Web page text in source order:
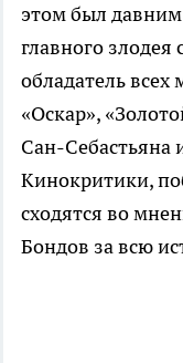
этом был
главного злодея
обладатель
«Оскар»,
Сан-Себастьяна
Кинокритики,
сходятся во
Бондов за всю